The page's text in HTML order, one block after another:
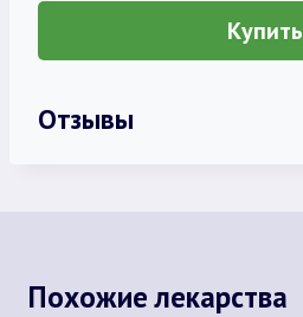
Купить
Отзывы
Похожие лекарства